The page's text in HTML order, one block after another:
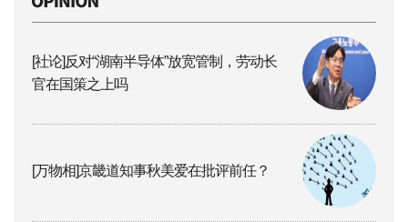
[社论]反对“湖南半导体”放宽管制，劳动长
官在国策之上吗
[万物相]京畿道知事秋美爱在批评前任？